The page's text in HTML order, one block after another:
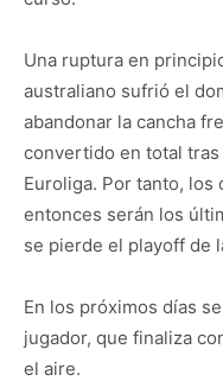
Una ruptura en
australiano sufrió el
abandonar la cancha
convertido en total
Euroliga. Por tanto, los
entonces serán los
se pierde el playoff de
En los próximos días
jugador, que finaliza
el aire.